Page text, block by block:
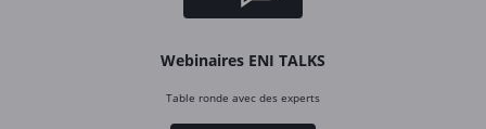
Webinaires ENI TALKS
Table ronde avec des experts